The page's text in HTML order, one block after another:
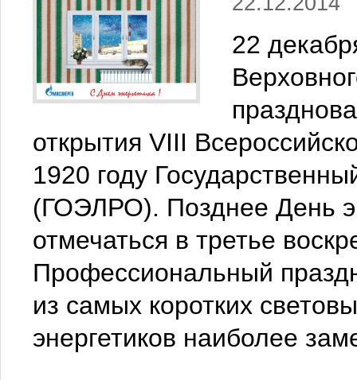
22
открытия VIII
1920 году
(ГОЭЛРО). Позднее День
отмечаться в третье
Профессиональный
из самых коротких
энергетиков наиболее